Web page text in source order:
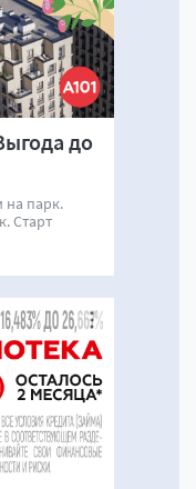
до
на парк.
Старт